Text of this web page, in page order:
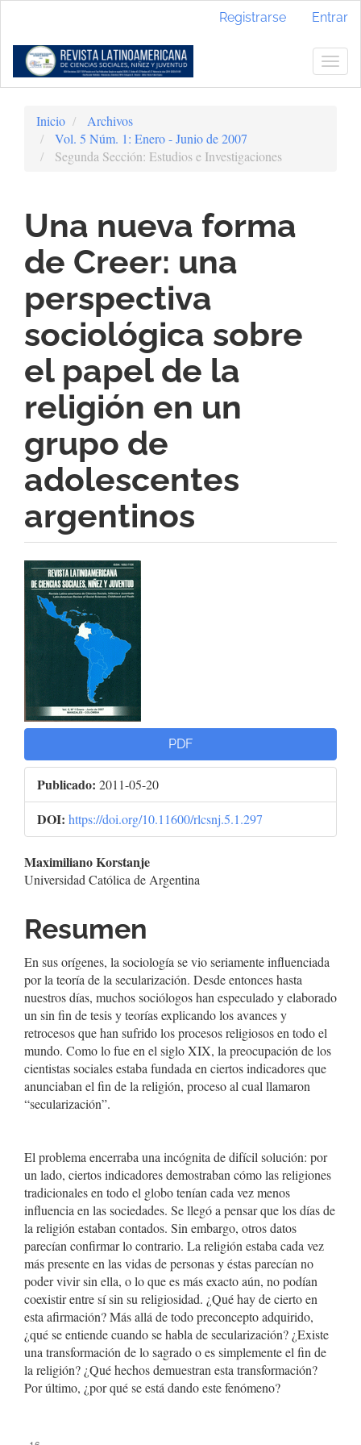
Contenido
principal
Barra
Registrarse Entrar
Inicio
Archivos
Vol. 5 Núm. 1: Enero - Junio de 2007
Segunda Sección: Estudios e Investigaciones
Una nueva forma
de Creer: una
perspectiva
sociológica sobre
el papel de la
religión en un
grupo de
adolescentes
argentinos
Barra
lateral
del
artículo
PDF
Publicado: 2011-05-20
DOI: https://doi.org/10.11600/rlcsnj.5.1.297
Contenido
del
artículo
Maximiliano Korstanje
Universidad Católica de Argentina
Resumen
En sus orígenes, la sociología se vio seriamente influenciada
por la teoría de la secularización. Desde entonces hasta
nuestros días, muchos sociólogos han especulado y elaborado
un sin fin de tesis y teorías explicando los avances y
retrocesos que han sufrido los procesos religiosos en todo el
mundo. Como lo fue en el siglo XIX, la preocupación de los
cientistas sociales estaba fundada en ciertos indicadores que
anunciaban el fin de la religión, proceso al cual llamaron
“secularización”.
El problema encerraba una incógnita de difícil solución: por
un lado, ciertos indicadores demostraban cómo las religiones
tradicionales en todo el globo tenían cada vez menos
influencia en las sociedades. Se llegó a pensar que los días de
la religión estaban contados. Sin embargo, otros datos
parecían confirmar lo contrario. La religión estaba cada vez
más presente en las vidas de personas y éstas parecían no
poder vivir sin ella, o lo que es más exacto aún, no podían
coexistir entre sí sin su religiosidad. ¿Qué hay de cierto en
esta afirmación? Más allá de todo preconcepto adquirido,
¿qué se entiende cuando se habla de secularización? ¿Existe
una transformación de lo sagrado o es simplemente el fin de
la religión? ¿Qué hechos demuestran esta transformación?
Por último, ¿por qué se está dando este fenómeno?